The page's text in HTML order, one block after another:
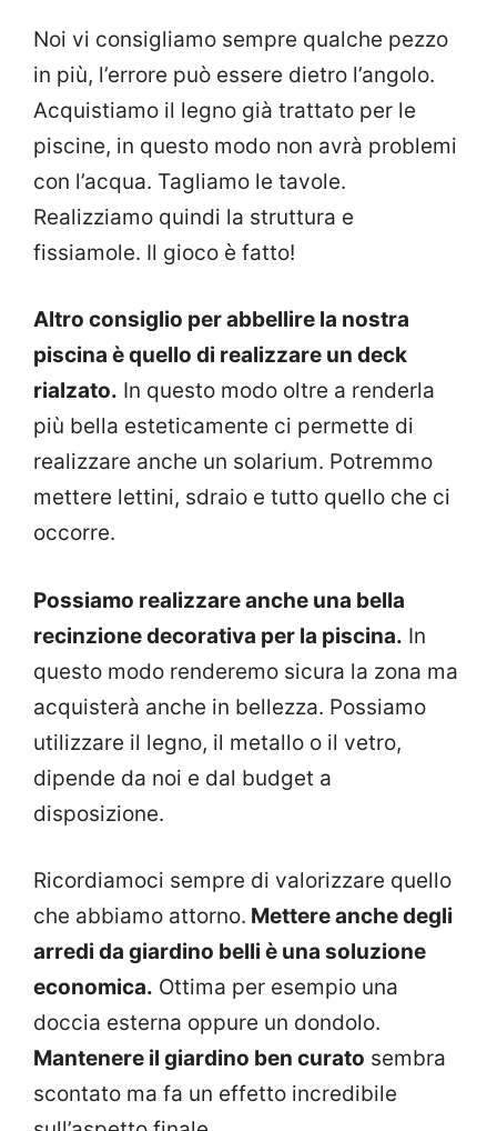
Noi vi consigliamo sempre qualche pezzo
in più, l’errore può essere dietro l’angolo.
Acquistiamo il legno già trattato per le
piscine, in questo modo non avrà problemi
con l’acqua. Tagliamo le tavole.
Realizziamo quindi la struttura e
fissiamole. Il gioco è fatto!
Altro consiglio per abbellire la nostra
piscina è quello di realizzare un deck
rialzato. In questo modo oltre a renderla
più bella esteticamente ci permette di
realizzare anche un solarium. Potremmo
mettere lettini, sdraio e tutto quello che ci
occorre.
Possiamo realizzare anche una bella
recinzione decorativa per la piscina. In
questo modo renderemo sicura la zona ma
acquisterà anche in bellezza. Possiamo
utilizzare il legno, il metallo o il vetro,
dipende da noi e dal budget a
disposizione.
Ricordiamoci sempre di valorizzare quello
che abbiamo attorno. Mettere anche degli
arredi da giardino belli è una soluzione
economica. Ottima per esempio una
doccia esterna oppure un dondolo.
Mantenere il giardino ben curato sembra
scontato ma fa un effetto incredibile